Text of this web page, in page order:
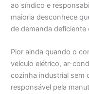
ao síndico e
maioria desconhece
de demanda deficiente
Pior ainda quando o
veículo elétrico, ar-
cozinha industrial sem
responsável pela